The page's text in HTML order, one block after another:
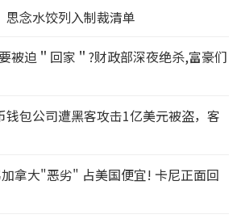
思念水饺列入制裁清单
被迫＂回家＂?财政部深夜绝杀,富豪们
钱包公司遭黑客攻击1亿美元被盗，客
拿大"恶劣" 占美国便宜! 卡尼正面回